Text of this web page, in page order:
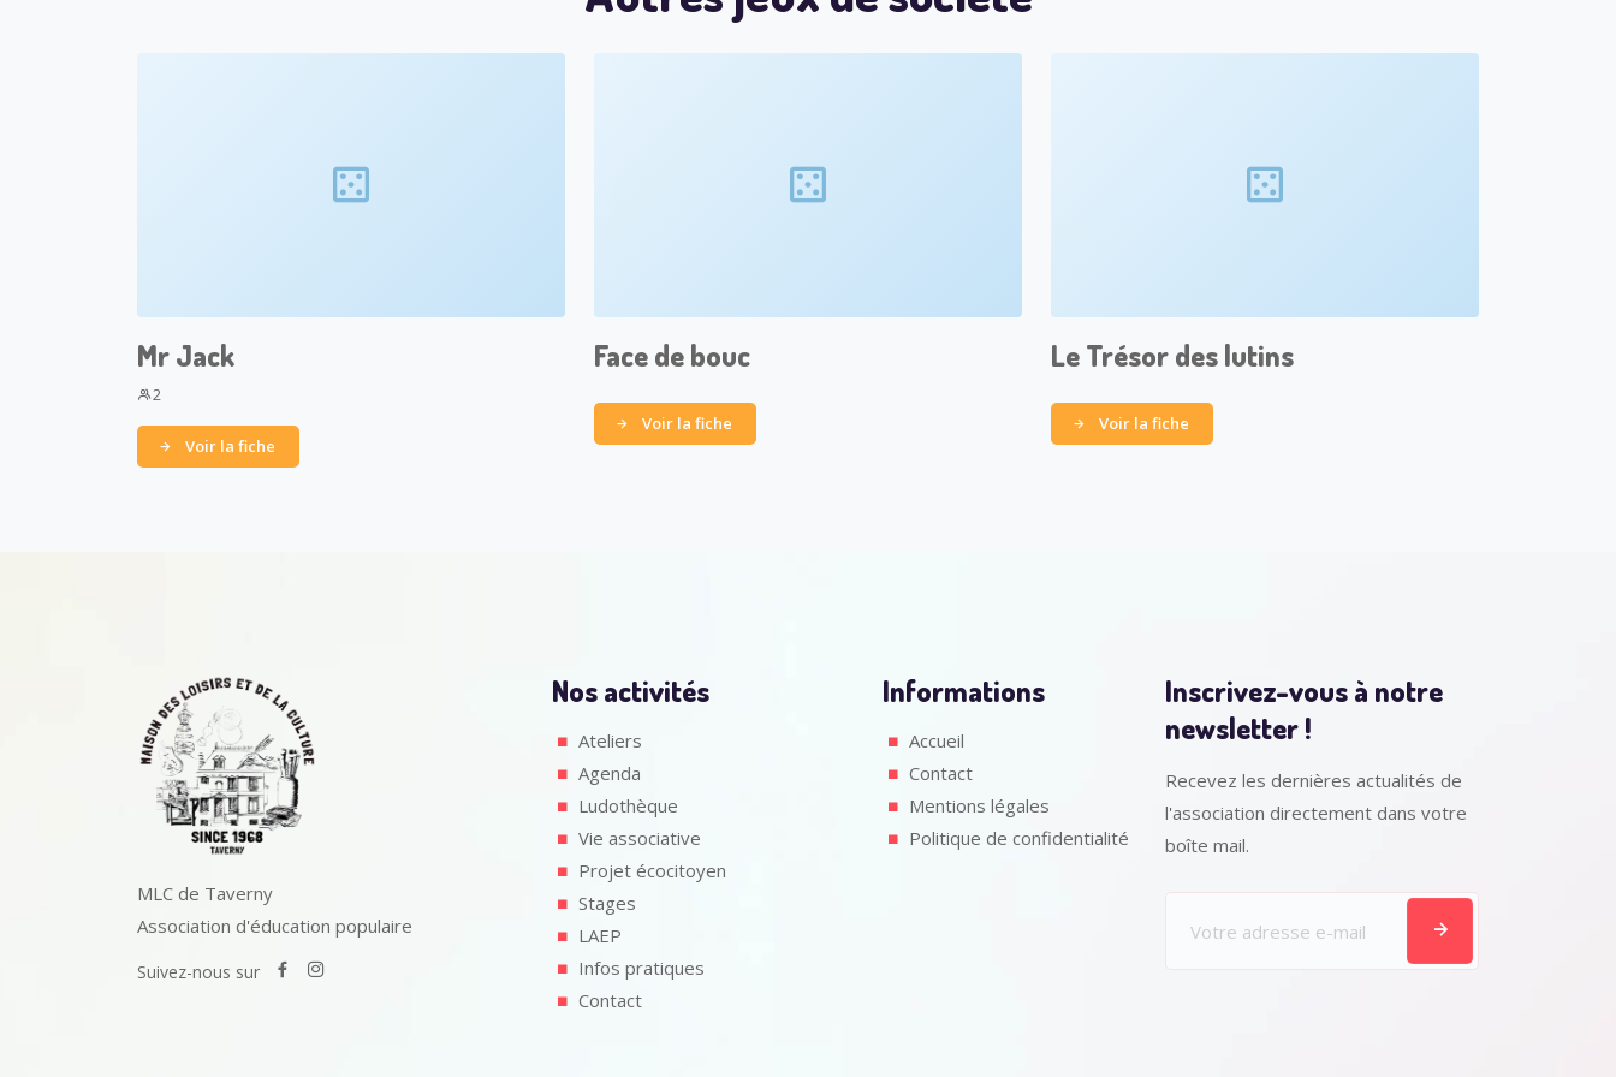
Mr Jack
2
Voir la fiche
Face de bouc
Voir la fiche
Le Trésor des lutins
Voir la fiche
MLC de Taverny
Association d'éducation populaire
Suivez-nous sur
Nos activités
Ateliers
Agenda
Ludothèque
Vie associative
Projet écocitoyen
Stages
LAEP
Infos pratiques
Contact
Informations
Accueil
Contact
Mentions légales
Politique de confidentialité
Inscrivez-vous à notre
newsletter !
Recevez les dernières actualités de
l'association directement dans votre
boîte mail.